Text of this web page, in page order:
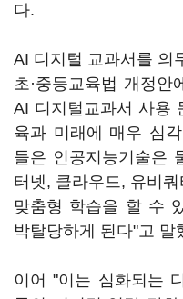
다.
AI 디지털 교과서를 의
초·중등교육법 개정안
AI 디지털교과서 사용
육과 미래에 매우 심
들은 인공지능기술은
터넷, 클라우드, 유비
맞춤형 학습을 할 수
박탈당하게 된다"고 말
이어 "이는 심화되는